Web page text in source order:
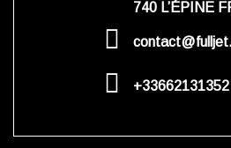
740 L’ÉPINE
+33662131352